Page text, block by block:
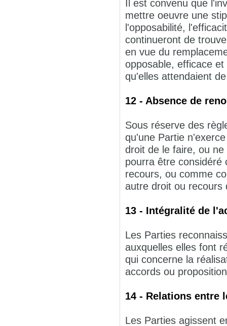
Il est convenu que
mettre oeuvre une
l'opposabilité,
continueront de
en vue du
opposable, efficace
qu'elles attendaient
12 - Absence de
Sous réserve des
qu'une Partie
droit de le faire, ou
pourra être considéré
recours, ou comme
autre droit ou recours
13 - Intégralité de
Les Parties
auxquelles elles font
qui concerne la
accords ou
14 - Relations entre
Les Parties agissent